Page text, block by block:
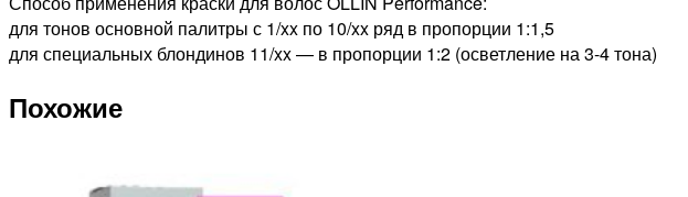
для тонов основной палитры с 1/xx по 10/xx ряд в пропорции 1:1,5
для специальных блондинов 11/xx — в пропорции 1:2 (осветление на 3-4 тона)
Похожие